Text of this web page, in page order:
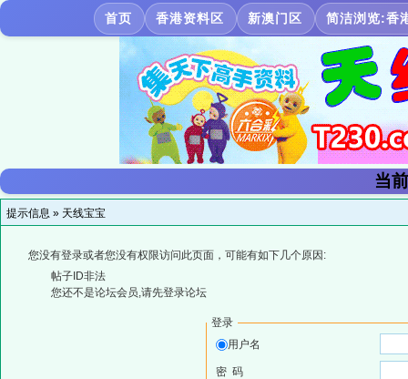
首页 香港资料区 新澳门区 简洁浏览:香
当
提示信息 » 天线宝宝
您没有登录或者您没有权限访问此页面，可能有如下几个原因:
帖子ID非法
您还不是论坛会员,请先登录论坛
登录
用户名
密 码